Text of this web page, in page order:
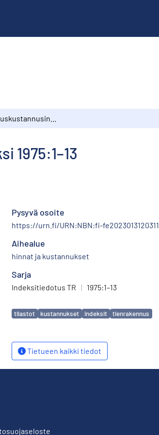
1975:1–13
Pysyvä osoite
https://urn.fi/URN:NBN:fi-fe2023013120311
Aihealue
hinnat ja kustannukset
Sarja
Indeksitiedotus TR | 1975:1–13
Avainsanat
tilastot kustannukset indeksit tienrakennus
Tietueen kaikki tiedot